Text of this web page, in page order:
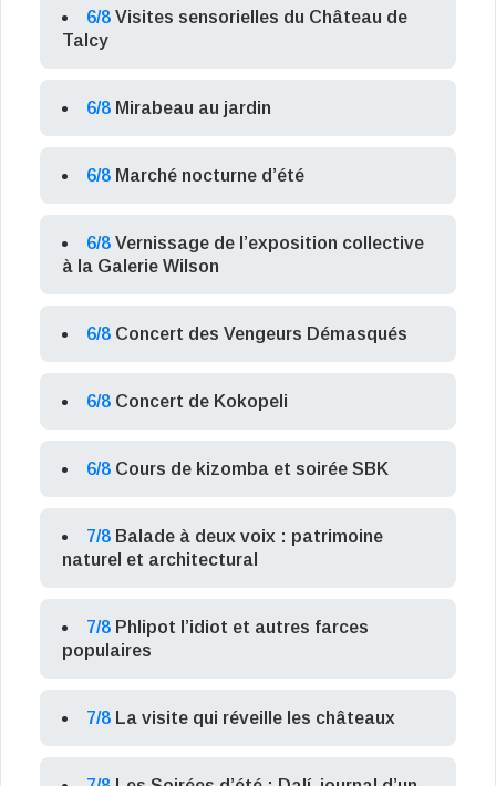
6/8 Visites sensorielles du Château de
Talcy
6/8 Mirabeau au jardin
6/8 Marché nocturne d’été
6/8 Vernissage de l’exposition collective
à la Galerie Wilson
6/8 Concert des Vengeurs Démasqués
6/8 Concert de Kokopeli
6/8 Cours de kizomba et soirée SBK
7/8 Balade à deux voix : patrimoine
naturel et architectural
7/8 Phlipot l’idiot et autres farces
populaires
7/8 La visite qui réveille les châteaux